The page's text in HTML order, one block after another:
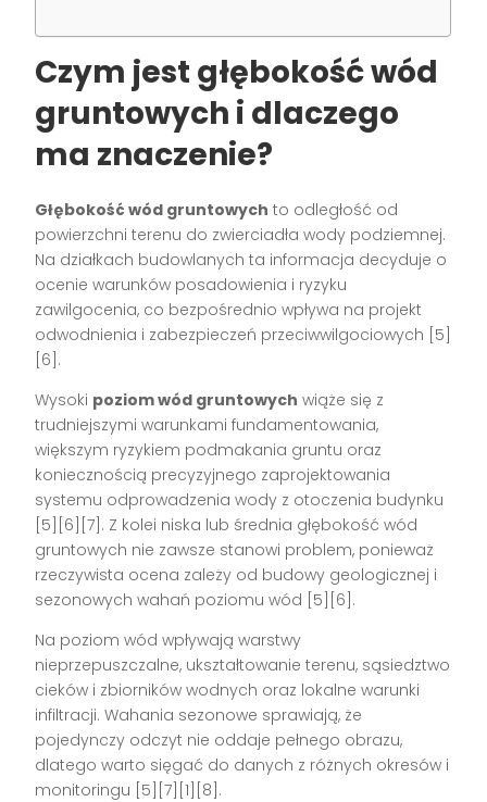
Czym jest głębokość wód
gruntowych i dlaczego
ma znaczenie?
Głębokość wód gruntowych to odległość od
powierzchni terenu do zwierciadła wody podziemnej.
Na działkach budowlanych ta informacja decyduje o
ocenie warunków posadowienia i ryzyku
zawilgocenia, co bezpośrednio wpływa na projekt
odwodnienia i zabezpieczeń przeciwwilgociowych [5]
[6].
Wysoki poziom wód gruntowych wiąże się z
trudniejszymi warunkami fundamentowania,
większym ryzykiem podmakania gruntu oraz
koniecznością precyzyjnego zaprojektowania
systemu odprowadzenia wody z otoczenia budynku
[5][6][7]. Z kolei niska lub średnia głębokość wód
gruntowych nie zawsze stanowi problem, ponieważ
rzeczywista ocena zależy od budowy geologicznej i
sezonowych wahań poziomu wód [5][6].
Na poziom wód wpływają warstwy
nieprzepuszczalne, ukształtowanie terenu, sąsiedztwo
cieków i zbiorników wodnych oraz lokalne warunki
infiltracji. Wahania sezonowe sprawiają, że
pojedynczy odczyt nie oddaje pełnego obrazu,
dlatego warto sięgać do danych z różnych okresów i
monitoringu [5][7][1][8].